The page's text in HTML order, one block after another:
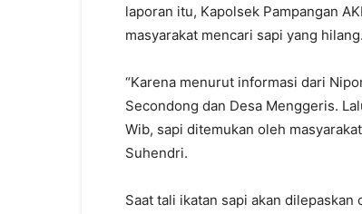
laporan itu, Kapolsek Pampangan
masyarakat mencari sapi yang hilang.
“Karena menurut informasi dari
Secondong dan Desa Menggeris.
Wib, sapi ditemukan oleh
Suhendri.
Saat tali ikatan sapi akan